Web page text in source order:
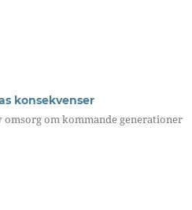
konsekvenser
omsorg om kommande generationer